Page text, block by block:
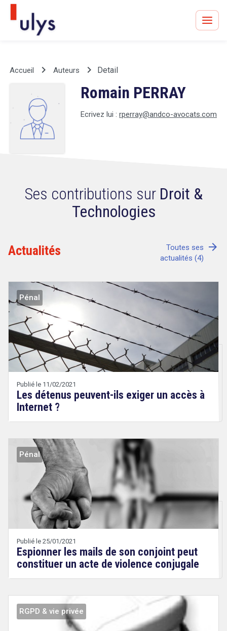
Avocats à Paris & Bruxelles
Leader en droit de l'innovation depuis 30 ans
Tout sur le RGPD
Rechercher
CONTACT
Accueil keyboard_arrow_right Auteurs keyboard_arrow_right Detail
Romain PERRAY
Ecrivez lui : rperray@andco-avocats.com
Ses contributions sur Droit &
Technologies
Actualités
Toutes ses
actualités (4)
arrow_forward
Pénal
Publié le 11/02/2021
Les détenus peuvent-ils exiger un accès à
Internet ?
Droit
Technologies
Etienne
Pénal
Publié le 25/01/2021
Espionner les mails de son conjoint peut
constituer un acte de violence conjugale
RGPD & vie privée